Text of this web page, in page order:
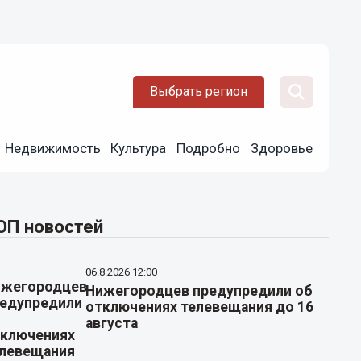
Выбрать регион
Недвижимость Культура Подробно Здоровье
новостей
06.8.2026 12:00
Нижегородцев предупредили об
отключениях телевещания до 16
августа